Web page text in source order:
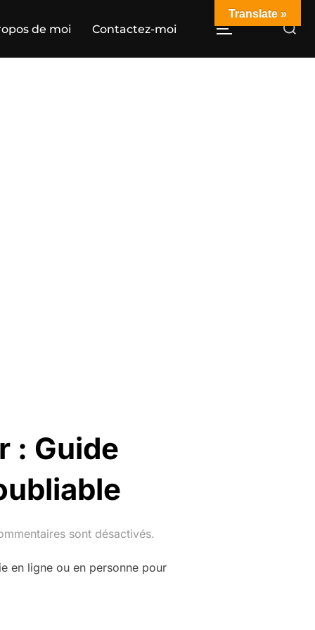
de moi Contactez-moi Rechercher :PERMUTER
: Guide
sont désactivés.
en ligne ou en personne pour
Translate »